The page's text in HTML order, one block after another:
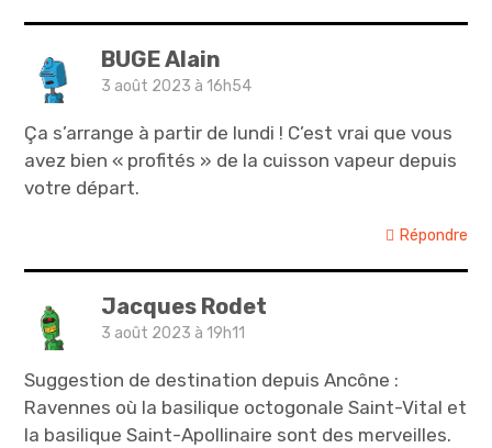
BUGE Alain
3 août 2023 à 16h54
Ça s’arrange à partir de lundi ! C’est vrai que vous
avez bien « profités » de la cuisson vapeur depuis
votre départ.
Répondre
Jacques Rodet
3 août 2023 à 19h11
Suggestion de destination depuis Ancône :
Ravennes où la basilique octogonale Saint-Vital et
la basilique Saint-Apollinaire sont des merveilles.